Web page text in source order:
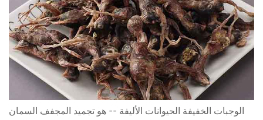
الوجبات الخفيفة الحيوانات الأليفة -- هو تجميد المجفف السمان